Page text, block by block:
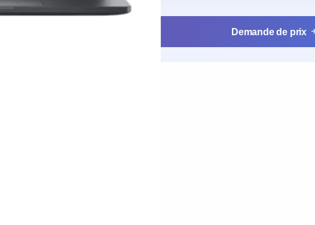
Demande de prix